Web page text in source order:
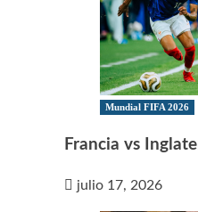
Mundial FIFA 2026
Francia vs
julio 17, 2026